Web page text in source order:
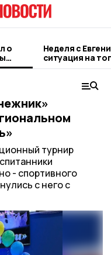
о
Неделя с
ситуация на
городе и
турнир
- спортивного
с него с